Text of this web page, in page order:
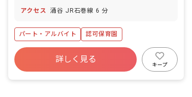
アクセス 涌谷 JR石巻線 6 分
パート・アルバイト 認可保育園
詳しく見る
キープ